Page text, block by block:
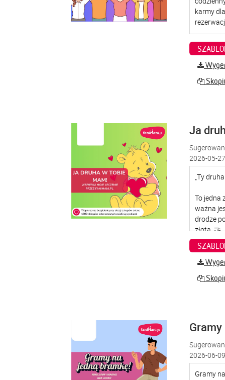
Ja
2026-05-
2026-06-